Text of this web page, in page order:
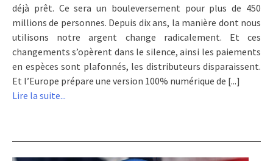
déjà prêt. Ce sera un bouleversement pour plus de 450
millions de personnes. Depuis dix ans, la manière dont nous
utilisons notre argent change radicalement. Et ces
changements s’opèrent dans le silence, ainsi les paiements
en espèces sont plafonnés, les distributeurs disparaissent.
Et l’Europe prépare une version 100% numérique de [...]
Lire la suite...